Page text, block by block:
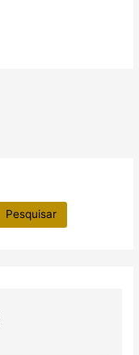
Pesquisar